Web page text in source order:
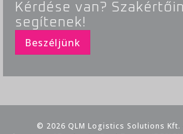
Kérdése van?
segítenek!
Beszéljünk
© 2026 QLM Logistics Solutions Kft.